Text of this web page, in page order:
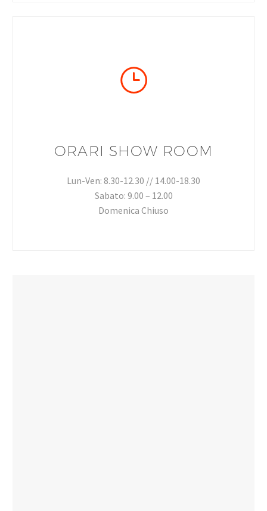
}
}
ORARI SHOW ROOM
Lun-Ven: 8.30-12.30 // 14.00-18.30
Sabato: 9.00 – 12.00
Domenica Chiuso